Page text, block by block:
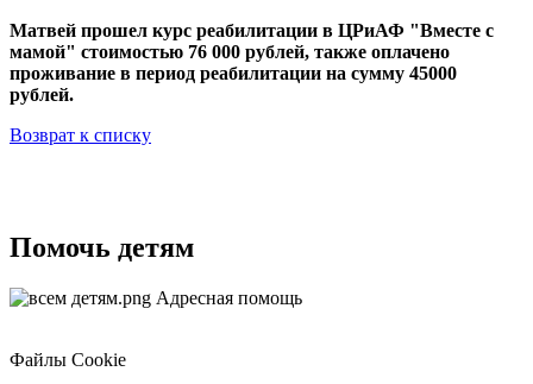
Матвей прошел курс реабилитации в ЦРиАФ "Вместе с
мамой" стоимостью 76 000 рублей, также оплачено
проживание в период реабилитации на сумму 45000
рублей.
Возврат к списку
Помочь детям
Адресная помощь
Файлы Cookie